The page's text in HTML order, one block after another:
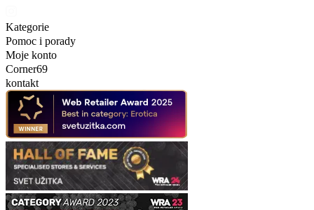
Kategorie
Pomoc i porady
Moje konto
Corner69
kontakt